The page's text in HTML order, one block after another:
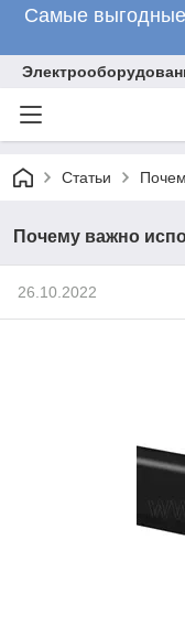
Самые
Статьи
Почему важно
26.10.2022